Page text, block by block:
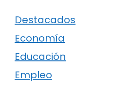
Destacados
Economía
Educación
Empleo